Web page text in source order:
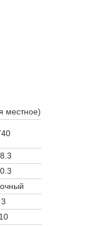
местное)
3
10